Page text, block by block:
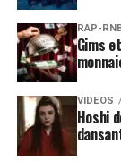
RAP-
Gims
VIDEOS
Hoshi